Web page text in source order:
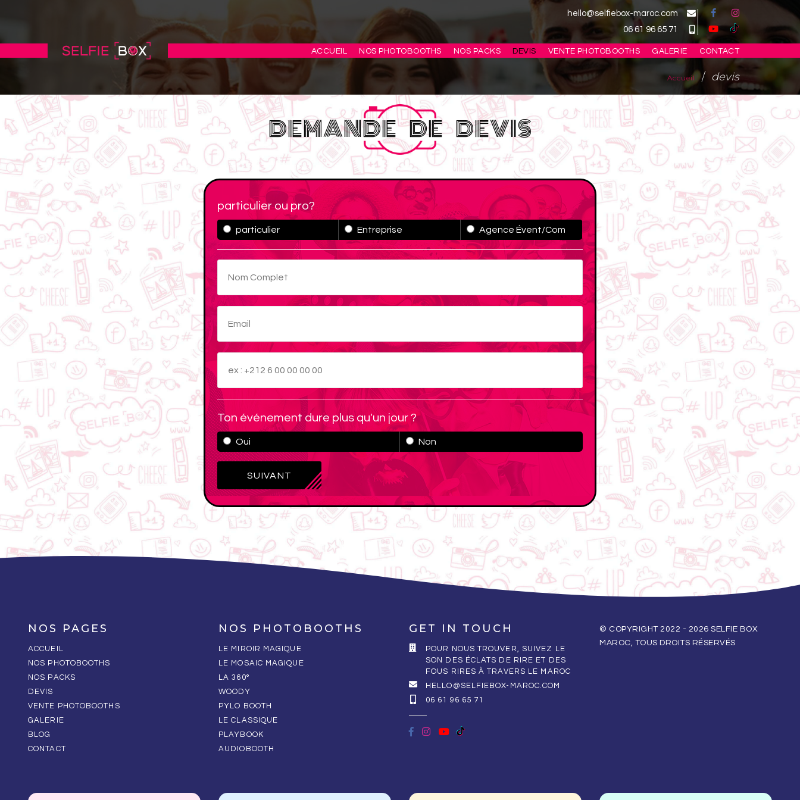
hello@selfiebox-maroc.com
06 61 96 65 71
ACCUEIL NOS PHOTOBOOTHS NOS PACKS DEVIS VENTE PHOTOBOOTHS GALERIE CONTACT
Accueil devis
DEMANDE DE DEVIS
particulier ou pro?
particulier Entreprise Agence Évent/Com
Ton événement dure plus qu'un jour ?
Oui Non
NOS PAGES
ACCUEIL
NOS PHOTOBOOTHS
NOS PACKS
DEVIS
VENTE PHOTOBOOTHS
GALERIE
BLOG
CONTACT
NOS PHOTOBOOTHS
LE MIROIR MAGIQUE
LE MOSAIC MAGIQUE
LA 360°
WOODY
PYLO BOOTH
LE CLASSIQUE
PLAYBOOK
AUDIOBOOTH
GET IN TOUCH
POUR NOUS TROUVER, SUIVEZ LE
SON DES ÉCLATS DE RIRE ET DES
FOUS RIRES À TRAVERS LE MAROC
HELLO@SELFIEBOX-MAROC.COM
06 61 96 65 71
© COPYRIGHT 2022 - 2026 SELFIE BOX
MAROC, TOUS DROITS RÉSERVÉS